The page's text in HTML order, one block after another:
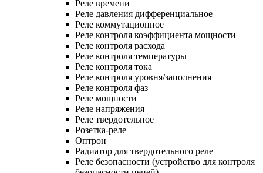
Реле времени
Реле давления дифференциальное
Реле коммутационное
Реле контроля коэффициента мощности
Реле контроля расхода
Реле контроля температуры
Реле контроля тока
Реле контроля уровня/заполнения
Реле контроля фаз
Реле мощности
Реле напряжения
Реле твердотельное
Розетка-реле
Оптрон
Радиатор для твердотельного реле
Реле безопасности (устройство для контроля